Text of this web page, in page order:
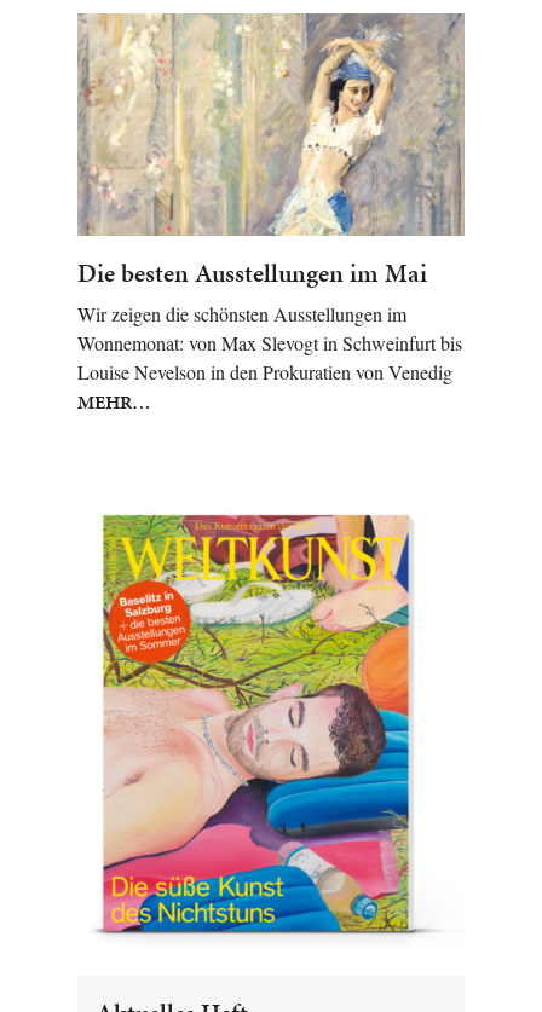
Die besten Ausstellungen im Mai
Wir zeigen die schönsten Ausstellungen im
Wonnemonat: von Max Slevogt in Schweinfurt bis
Louise Nevelson in den Prokuratien von Venedig
MEHR…